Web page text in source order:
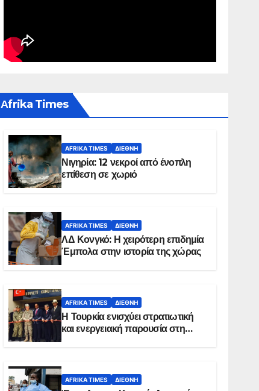
Αfrika Times
AFRIKA TIMES ΔΙΕΘΝΉ
Νιγηρία: 12 νεκροί από ένοπλη
επίθεση σε χωριό
AFRIKA TIMES ΔΙΕΘΝΉ
ΛΔ Κονγκό: Η χειρότερη επιδημία
Έμπολα στην ιστορία της χώρας
AFRIKA TIMES ΔΙΕΘΝΉ
Η Τουρκία ενισχύει στρατιωτική
και ενεργειακή παρουσία στη
AFRIKA TIMES ΔΙΕΘΝΉ